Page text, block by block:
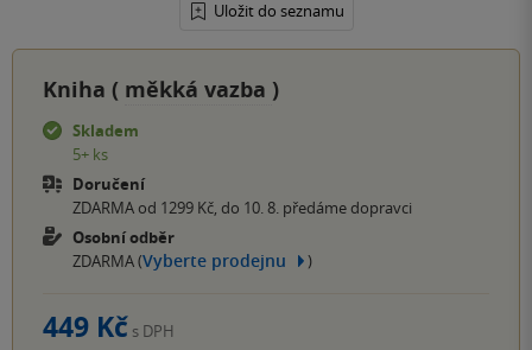
Uložit do seznamu
Kniha ( měkká vazba )
Skladem
5+ ks
Doručení
ZDARMA od 1299 Kč, do 10. 8. předáme dopravci
Osobní odběr
ZDARMA (Vyberte prodejnu )
449 Kč s DPH